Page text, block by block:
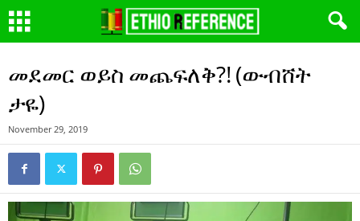
መደመር ወይስ መጨፍለቅ?! (ውብሸት
ታዬ)
November 29, 2019